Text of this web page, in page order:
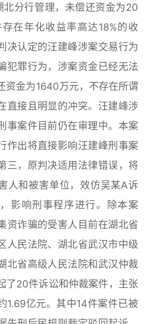
北分行管理，未偿还资金为20
在年化收益率高达18%的收
决认定的汪建峰涉案交易行为
犯罪行为，涉案资金已经无法
资金为1640万元，不存在所谓
直接且明显的冲突。汪建峰涉
事案件目前仍在审理中。本案
作出将直接影响汪建峰刑事案
三，原判决适用法律错误，将
人和被害单位，效仿吴某A诉
影响刑事程序进行。除本案
资诈骗的受害人目前在湖北省
人民法院、湖北省武汉市中级
北省高级人民法院和武汉仲裁
了20件诉讼和仲裁案件，主张
1.69亿元。其中14件案件已被